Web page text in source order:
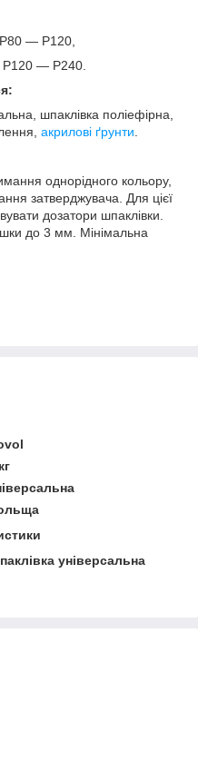
— P120,
— P240.
шпаклівка поліефірна,
акрилові ґрунти
однорідного кольору,
затверджувача. Для цієї
дозатори шпаклівки.
до 3 мм. Мінімальна
універсальна